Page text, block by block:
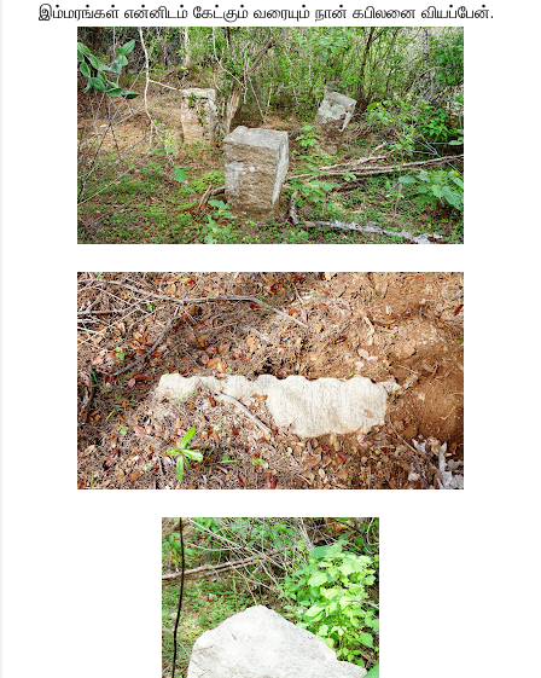
இம்மரங்கள் என்னிடம் கேட்கும் வரையும் நான் கபிலனை வியப்பேன்.